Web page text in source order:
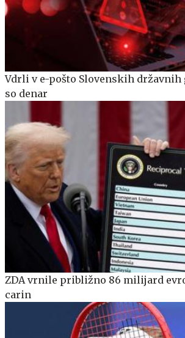
Vdrli v e-pošto Slovenskih državnih
so denar
ZDA vrnile približno 86 milijard
carin